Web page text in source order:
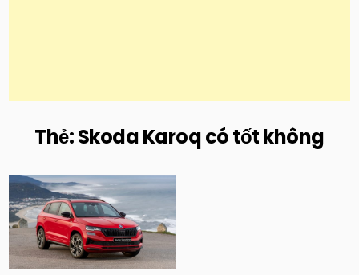
Thẻ:Skoda Karoq có tốt không
Posted
in